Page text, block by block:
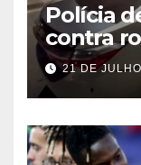
Polícia
contra
21 DE